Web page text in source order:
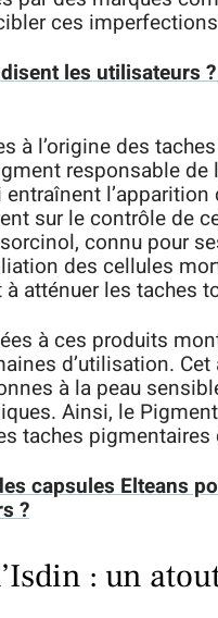
ces
les utilisateurs
à l’origine des
responsable
sur le contrôle de
connu pour
des cellules
atténuer les taches
à ces produits
d’utilisation.
à la peau
Ainsi, le
taches
capsules Elteans
?
: un